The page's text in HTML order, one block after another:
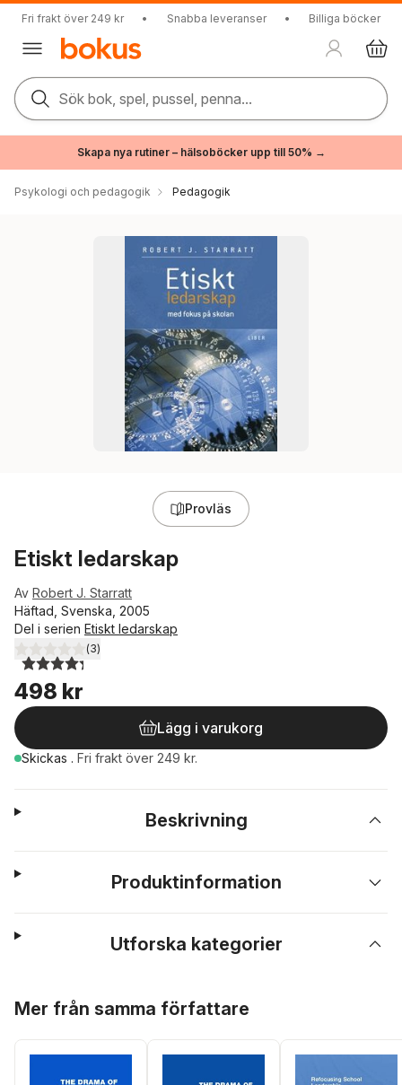
Fri frakt över 249 kr • Snabba leveranser • Billiga böcker
Sök bok, spel, pussel, penna...
Skapa nya rutiner – hälsoböcker upp till 50% →
Psykologi och pedagogik Pedagogik
Provläs
Etiskt ledarskap
Av Robert J. Starratt
Häftad, Svenska, 2005
Del i serien Etiskt ledarskap
4,3utav 5 stjärnor. Totalt antal röster:
(3)
498 kr
Lägg i varukorg
Skickas . Fri frakt över 249 kr.
Beskrivning
Produktinformation
Utforska kategorier
Mer från samma författare